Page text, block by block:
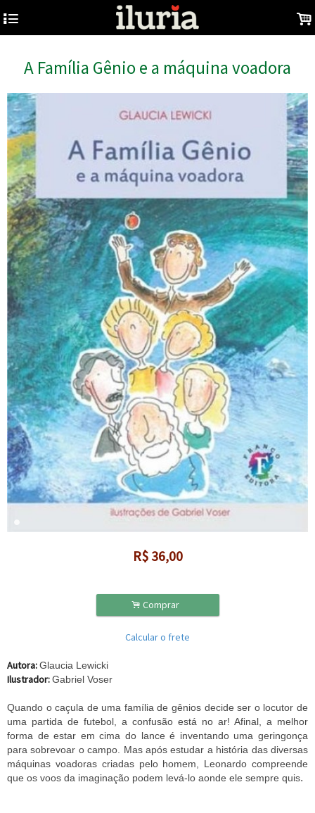
4 .
A Família Gênio e a máquina voadora
R$ 36,00
. Comprar
Calcular o frete
Autora:Glaucia Lewicki
Ilustrador:Gabriel Voser
Quando o caçula de uma família de gênios decide ser o locutor de
uma partida de futebol, a confusão está no ar! Afinal, a melhor
forma de estar em cima do lance é inventando uma geringonça
para sobrevoar o campo. Mas após estudar a história das diversas
máquinas voadoras criadas pelo homem, Leonardo compreende
que os voos da imaginação podem levá-lo aonde ele sempre quis.